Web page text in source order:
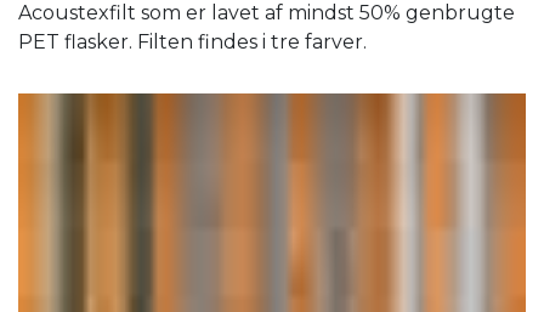
Acoustexfilt som er lavet af mindst 50% genbrugte
PET flasker. Filten findes i tre farver.